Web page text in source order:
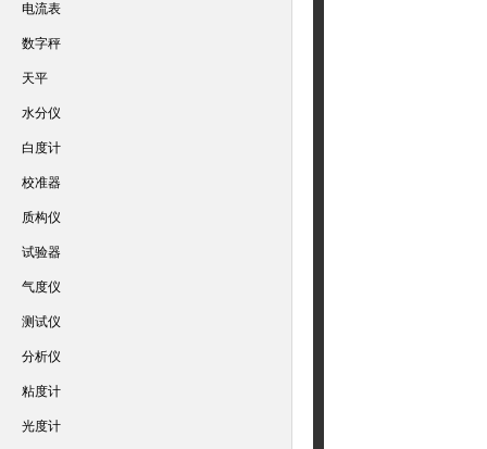
电流表
数字秤
天平
水分仪
白度计
校准器
质构仪
试验器
气度仪
测试仪
分析仪
粘度计
光度计